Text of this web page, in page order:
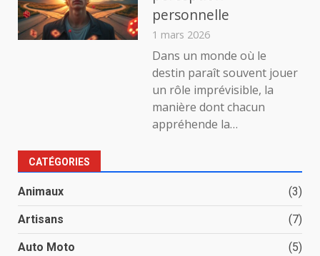
personnelle
1 mars 2026
Dans un monde où le
destin paraît souvent jouer
un rôle imprévisible, la
manière dont chacun
appréhende la…
CATÉGORIES
Animaux (3)
Artisans (7)
Auto Moto (5)